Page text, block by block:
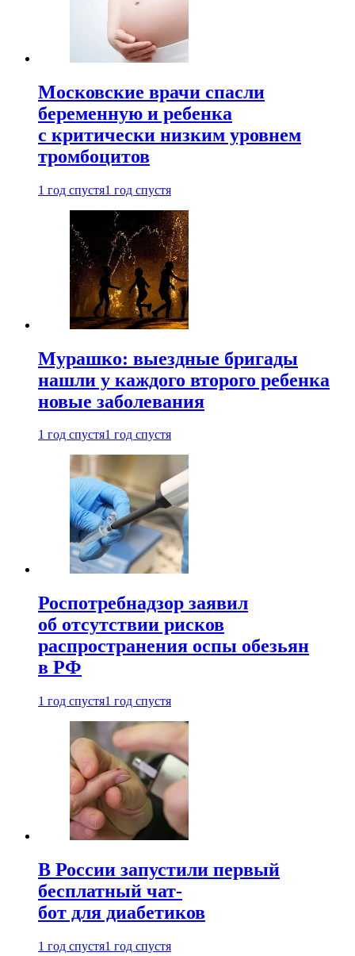
Московские врачи спасли
беременную и ребенка
с критически низким уровнем
тромбоцитов
1 год спустя1 год спустя
Мурашко: выездные бригады
нашли у каждого второго ребенка
новые заболевания
1 год спустя1 год спустя
Роспотребнадзор заявил
об отсутствии рисков
распространения оспы обезьян
в РФ
1 год спустя1 год спустя
В России запустили первый
бесплатный чат-
бот для диабетиков
1 год спустя1 год спустя